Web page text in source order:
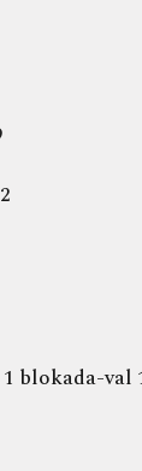
blokada-val